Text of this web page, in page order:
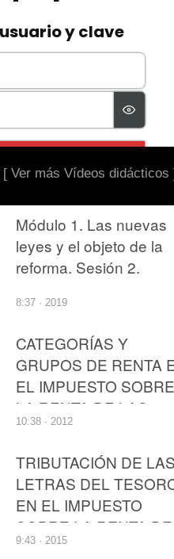
[ Ver más Vídeos didácticos
Módulo 1. Las nuevas
leyes y el objeto de la
reforma. Sesión 2.
8:37 · 2019
CATEGORÍAS Y
GRUPOS DE RENTA
EL IMPUESTO SOBRE
LA RENTA DE LAS
PERSONAS FÍSICAS
10:38 · 2012
TRIBUTACIÓN DE
LETRAS DEL
EN EL IMPUESTO
SOBRE LA RENTA DE
LAS PERSONAS
9:43 · 2015